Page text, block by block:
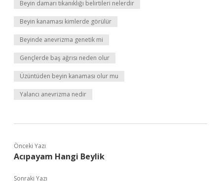
Beyin damarı tıkanıklığı belirtileri nelerdir
Beyin kanaması kimlerde görülür
Beyinde anevrizma genetik mi
Gençlerde baş ağrısı neden olur
Üzüntüden beyin kanaması olur mu
Yalancı anevrizma nedir
Önceki Yazı
Acıpayam Hangi Beylik
Sonraki Yazı